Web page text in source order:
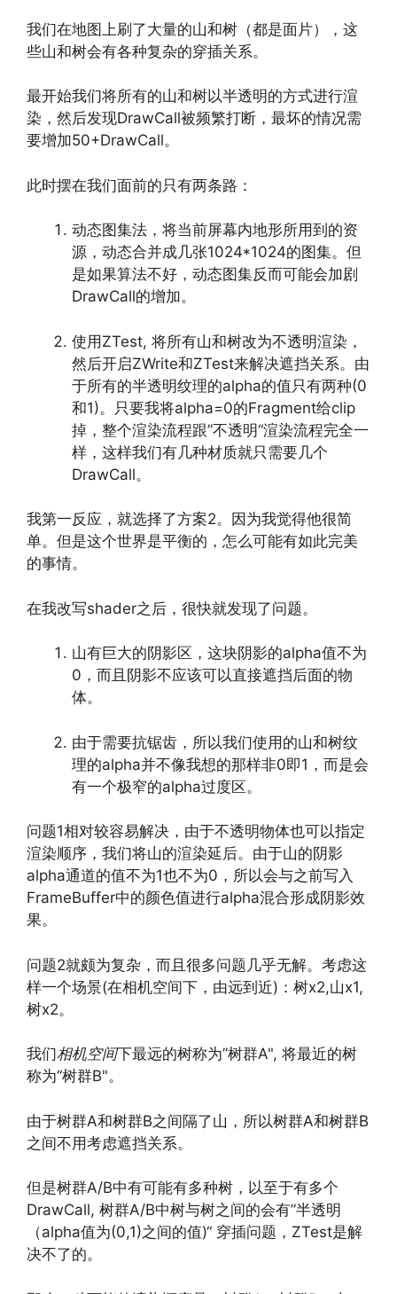
我们在地图上刷了大量的山和树（都是面片），这
些山和树会有各种复杂的穿插关系。
最开始我们将所有的山和树以半透明的方式进行渲
染，然后发现DrawCall被频繁打断，最坏的情况需
要增加50+DrawCall。
此时摆在我们面前的只有两条路：
动态图集法，将当前屏幕内地形所用到的资
源，动态合并成几张1024*1024的图集。但
是如果算法不好，动态图集反而可能会加剧
DrawCall的增加。
使用ZTest, 将所有山和树改为不透明渲染，
然后开启ZWrite和ZTest来解决遮挡关系。由
于所有的半透明纹理的alpha的值只有两种(0
和1)。只要我将alpha=0的Fragment给clip
掉，整个渲染流程跟”不透明“渲染流程完全一
样，这样我们有几种材质就只需要几个
DrawCall。
我第一反应，就选择了方案2。因为我觉得他很简
单。但是这个世界是平衡的，怎么可能有如此完美
的事情。
在我改写shader之后，很快就发现了问题。
山有巨大的阴影区，这块阴影的alpha值不为
0，而且阴影不应该可以直接遮挡后面的物
体。
由于需要抗锯齿，所以我们使用的山和树纹
理的alpha并不像我想的那样非0即1，而是会
有一个极窄的alpha过度区。
问题1相对较容易解决，由于不透明物体也可以指定
渲染顺序，我们将山的渲染延后。由于山的阴影
alpha通道的值不为1也不为0，所以会与之前写入
FrameBuffer中的颜色值进行alpha混合形成阴影效
果。
问题2就颇为复杂，而且很多问题几乎无解。考虑这
样一个场景(在相机空间下，由远到近)：树x2,山x1,
树x2。
我们相机空间下最远的树称为”树群A", 将最近的树
称为“树群B"。
由于树群A和树群B之间隔了山，所以树群A和树群B
之间不用考虑遮挡关系。
但是树群A/B中有可能有多种树，以至于有多个
DrawCall, 树群A/B中树与树之间的会有”半透明
（alpha值为(0,1)之间的值)“ 穿插问题，ZTest是解
决不了的。